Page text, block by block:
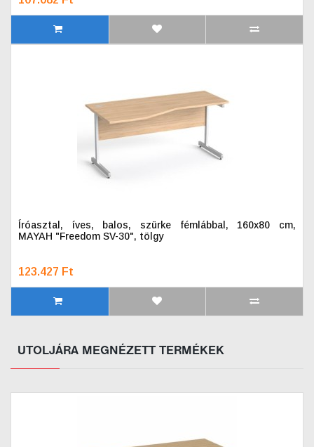
Íróasztal, íves, balos, szürke fémlábbal, 160x80 cm,
MAYAH "Freedom SV-30", tölgy
123.427 Ft
UTOLJÁRA MEGNÉZETT TERMÉKEK